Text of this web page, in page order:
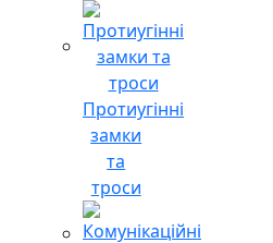
Протиугінні
замки
та
троси